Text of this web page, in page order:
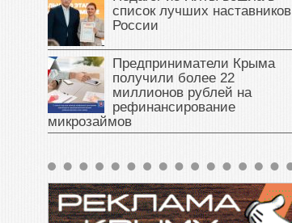
список лучших наставников
России
Предприниматели Крыма
получили более 22
миллионов рублей на
рефинансирование
микрозаймов